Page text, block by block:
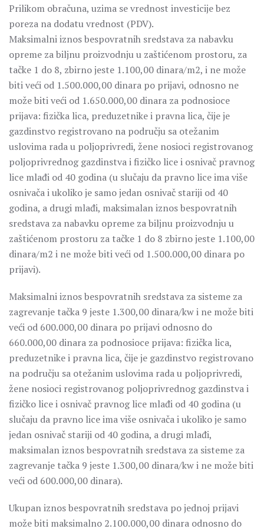
Prilikom obračuna, uzima se vrednost investicije bez
poreza na dodatu vrednost (PDV).
Maksimalni iznos bespovratnih sredstava za nabavku
opreme za biljnu proizvodnju u zaštićenom prostoru, za
tačke 1 do 8, zbirno jeste 1.100,00 dinara/m2, i ne može
biti veći od 1.500.000,00 dinara po prijavi, odnosno ne
može biti veći od 1.650.000,00 dinara za podnosioce
prijava: fizička lica, preduzetnike i pravna lica, čije je
gazdinstvo registrovano na području sa otežanim
uslovima rada u poljoprivredi, žene nosioci registrovanog
poljoprivrednog gazdinstva i fizičko lice i osnivač pravnog
lice mlađi od 40 godina (u slučaju da pravno lice ima više
osnivača i ukoliko je samo jedan osnivač stariji od 40
godina, a drugi mlađi, maksimalan iznos bespovratnih
sredstava za nabavku opreme za biljnu proizvodnju u
zaštićenom prostoru za tačke 1 do 8 zbirno jeste 1.100,00
dinara/m2 i ne može biti veći od 1.500.000,00 dinara po
prijavi).
Maksimalni iznos bespovratnih sredstava za sisteme za
zagrevanje tačka 9 jeste 1.300,00 dinara/kw i ne može biti
veći od 600.000,00 dinara po prijavi odnosno do
660.000,00 dinara za podnosioce prijava: fizička lica,
preduzetnike i pravna lica, čije je gazdinstvo registrovano
na području sa otežanim uslovima rada u poljoprivredi,
žene nosioci registrovanog poljoprivrednog gazdinstva i
fizičko lice i osnivač pravnog lice mlađi od 40 godina (u
slučaju da pravno lice ima više osnivača i ukoliko je samo
jedan osnivač stariji od 40 godina, a drugi mlađi,
maksimalan iznos bespovratnih sredstava za sisteme za
zagrevanje tačka 9 jeste 1.300,00 dinara/kw i ne može biti
veći od 600.000,00 dinara).
Ukupan iznos bespovratnih sredstava po jednoj prijavi
može biti maksimalno 2.100.000,00 dinara odnosno do